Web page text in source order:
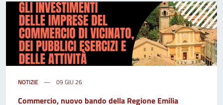
NOTIZIE 09 GIU 26
Commercio, nuovo bando della Regione Emilia